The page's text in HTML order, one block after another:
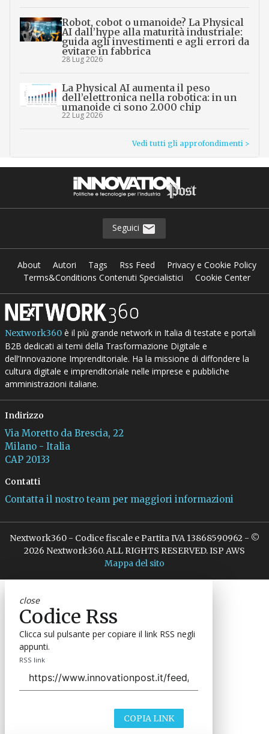
Robot, cobot o umanoide? La Physical
AI dall’hype alla maturità industriale:
guida agli investimenti e agli errori da
evitare in fabbrica
28 Lug 2026
La Physical AI aumenta il peso
dell’elettronica nella robotica: in un
umanoide ci sono 2.000 chip
22 Lug 2026
Vedi tutti gli approfondimenti >
Seguici
About Autori Tags Rss Feed
Privacy e Cookie Policy
Terms&Conditions Contenuti Specialistici
Cookie Center
Nextwork360è il più grande network in Italia di testate e portali
B2B dedicati ai temi della Trasformazione Digitale e
dell’Innovazione Imprenditoriale. Ha la missione di diffondere la
cultura digitale e imprenditoriale nelle imprese e pubbliche
amministrazioni italiane.
Indirizzo
Via Moretto da Brescia, 22
Milano - Italia
CAP 20133
Contatti
Contatta il nostro team per maggiori informazioni
Nextwork360 - Codice fiscale e Partita IVA 13868590962 - ©
2026 Nextwork360. ALL RIGHTS RESERVED. ISP AWS
Mappa del sito
close
Codice Rss
Clicca sul pulsante per copiare il link RSS negli
appunti.
RSS link
COPIA LINK